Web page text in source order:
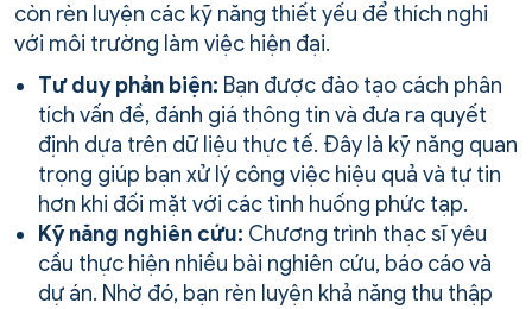
còn rèn luyện các kỹ năng thiết yếu để thích nghi
với môi trường làm việc hiện đại.
Tư duy phản biện: Bạn được đào tạo cách phân
tích vấn đề, đánh giá thông tin và đưa ra quyết
định dựa trên dữ liệu thực tế. Đây là kỹ năng quan
trọng giúp bạn xử lý công việc hiệu quả và tự tin
hơn khi đối mặt với các tình huống phức tạp.
Kỹ năng nghiên cứu: Chương trình thạc sĩ yêu
cầu thực hiện nhiều bài nghiên cứu, báo cáo và
dự án. Nhờ đó, bạn rèn luyện khả năng thu thập